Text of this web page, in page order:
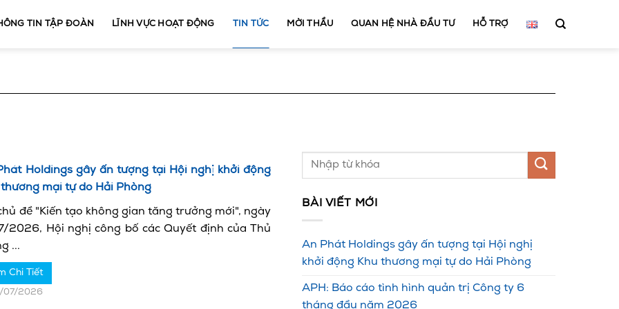
TIN TẬP ĐOÀN LĨNH VỰC HOẠT ĐỘNG TIN TỨC MỜI THẦU QUAN HỆ NHÀ ĐẦU TƯ HỖ TRỢ
Holdings gây ấn tượng tại Hội nghị khởi động
thương mại tự do Hải Phòng
đề "Kiến tạo không gian tăng trưởng mới", ngày
2026, Hội nghị công bố các Quyết định của Thủ
...
Chi Tiết
07/2026
BÀI VIẾT MỚI
An Phát Holdings gây ấn tượng tại Hội nghị
khởi động Khu thương mại tự do Hải Phòng
APH: Báo cáo tình hình quản trị Công ty 6
tháng đầu năm 2026